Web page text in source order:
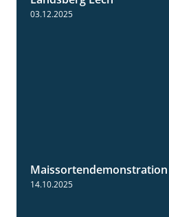
03.12.2025
14.10.2025